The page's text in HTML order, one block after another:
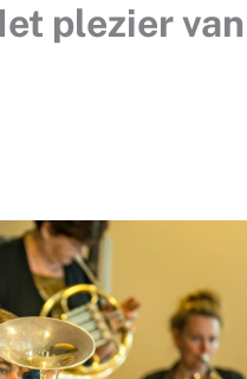
plezier van